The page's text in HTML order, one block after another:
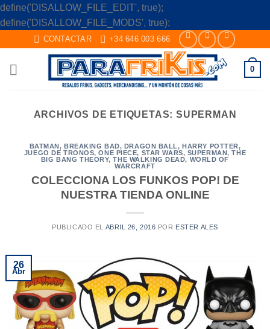
define('DISALLOW_FILE_EDIT', true);
define('DISALLOW_FILE_MODS', true);
to
content
CONTACTAR +34 646 003 666
0
ARCHIVOS DE ETIQUETAS: SUPERMAN
BATMAN,BREAKING BAD, DRAGON BALL,HARRY POTTER,
JUEGO DE TRONOS,ONE PIECE, STAR WARS, SUPERMAN,THE
BIG BANG THEORY,THE WALKING DEAD, WORLD OF
WARCRAFT
COLECCIONA LOS FUNKOS POP! DE
NUESTRA TIENDA ONLINE
PUBLICADO EL ABRIL 26, 2016 POR ESTER ALES
26
Abr